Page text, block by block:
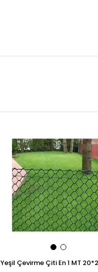
Yeşil Çevirme Çiti En 1 MT